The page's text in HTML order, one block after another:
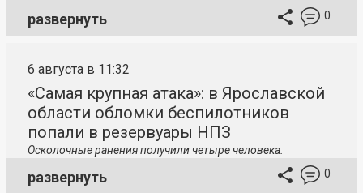
развернуть 0
6 августа в 11:32
«Самая крупная атака»: в Ярославской
области обломки беспилотников
попали в резервуары НПЗ
Осколочные ранения получили четыре человека.
развернуть 0